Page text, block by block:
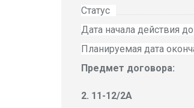
Статус
Дата начала действия
Планируемая дата
Предмет договора:
11-12/2А